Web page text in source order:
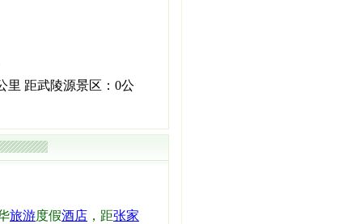
里 距武陵源景区：0公
旅游度假酒店 ，距张家